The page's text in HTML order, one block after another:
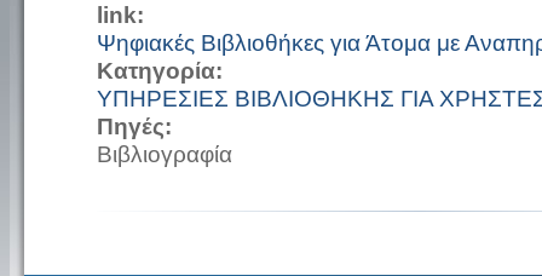
link:
Ψηφιακές Βιβλιοθήκες για Άτομα με
Κατηγορία:
ΥΠΗΡΕΣΙΕΣ ΒΙΒΛΙΟΘΗΚΗΣ ΓΙΑ
Πηγές:
Βιβλιογραφία